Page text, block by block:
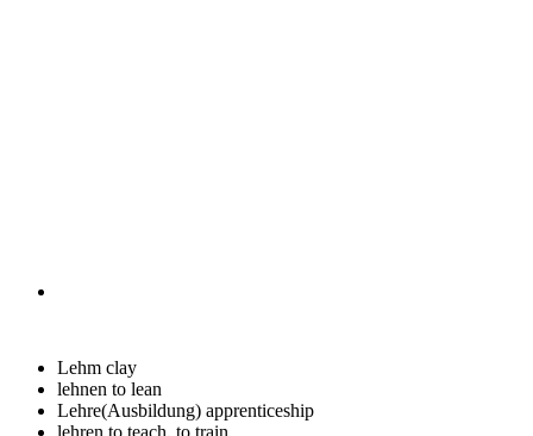
Lehm clay
lehnen to lean
Lehre(Ausbildung) apprenticeship
lehren to teach, to train